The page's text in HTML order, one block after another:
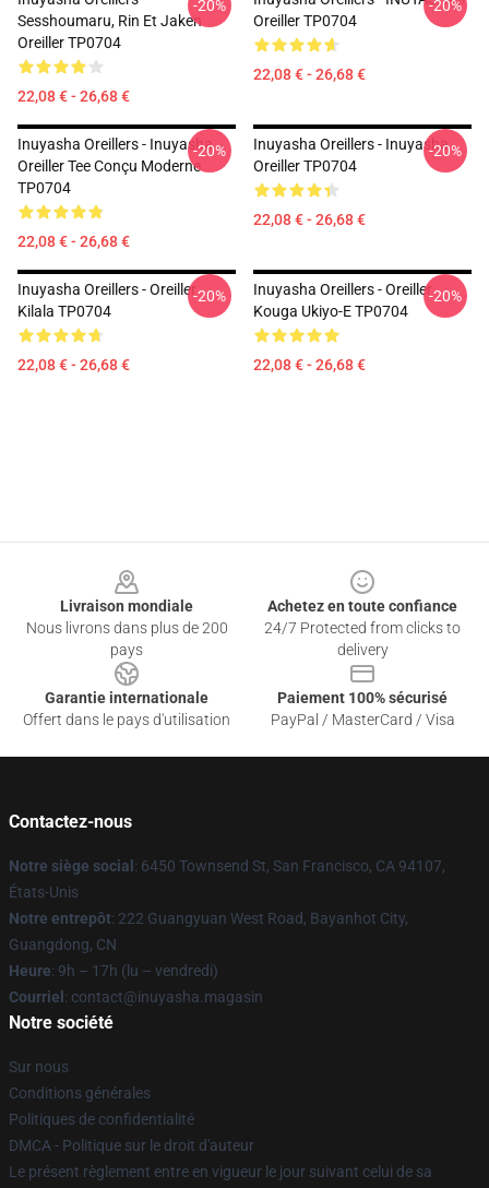
Sesshoumaru, Rin Et Jaken
Oreiller TP0704
22,08 € - 26,68 €
-20%
Oreiller TP0704
22,08 € - 26,68 €
-20%
Inuyasha Oreillers - Inuyasha
Oreiller Tee Conçu Moderne
TP0704
22,08 € - 26,68 €
-20%
Inuyasha Oreillers - Inuyasha
Oreiller TP0704
22,08 € - 26,68 €
-20%
Inuyasha Oreillers - Oreiller
Kilala TP0704
22,08 € - 26,68 €
-20%
Inuyasha Oreillers - Oreiller
Kouga Ukiyo-E TP0704
22,08 € - 26,68 €
-20%
Livraison mondiale
Nous livrons dans plus de 200
pays
Achetez en toute confiance
24/7 Protected from clicks to
delivery
Garantie internationale
Offert dans le pays d'utilisation
Paiement 100% sécurisé
PayPal / MasterCard / Visa
Contactez-nous
Notre siège social : 6450 Townsend St, San Francisco, CA 94107,
États-Unis
Notre entrepôt: 222 Guangyuan West Road, Bayanhot City,
Guangdong, CN
Heure: 9h – 17h (lu – vendredi)
Courriel : contact@inuyasha.magasin
Notre société
Sur nous
Conditions générales
Politiques de confidentialité
DMCA - Politique sur le droit d'auteur
Le présent règlement entre en vigueur le jour suivant celui de sa